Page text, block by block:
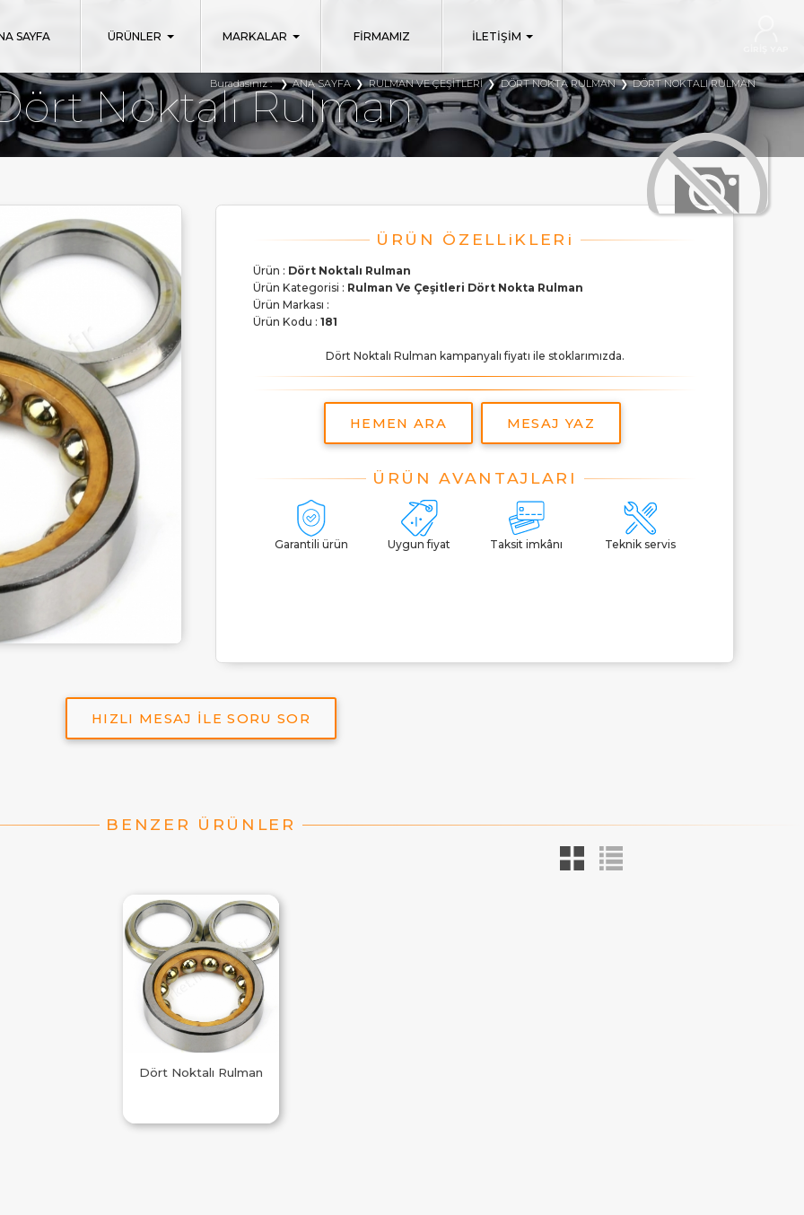
SAYFA ÜRÜNLER MARKALAR FİRMAMIZ İLETİŞİM
Buradasınız : DÖRT NOKTALI RULMAN
DÖRT NOKTA RULMAN
RULMAN VE ÇEŞITLERI
ANA SAYFA
Noktalı Rulman
Ürün : Dört Noktalı Rulman
Ürün Kategorisi : Rulman Ve Çeşitleri Dört Nokta Rulman
Ürün Markası :
Ürün Kodu : 181
Dört Noktalı Rulman kampanyalı fiyatı ile stoklarımızda.
HEMEN ARA MESAJ YAZ
Garantili ürün Uygun fiyat Taksit imkânı Teknik servis
HIZLI MESAJ İLE SORU SOR
Dört Noktalı Rulman